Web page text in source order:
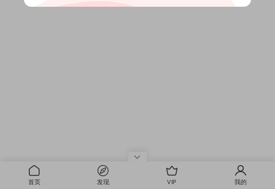
首页 发现 VIP 我的